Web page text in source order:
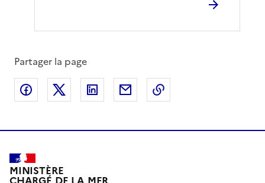
Partager la page
Partager sur Facebook
Partager sur XPartager sur LinkedIn
Partager par email
MINISTÈRE